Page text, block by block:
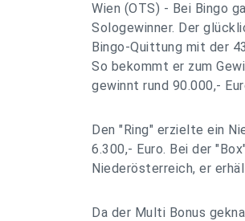
Wien (OTS) - Bei Bingo
Sologewinner. Der
Bingo-Quittung mit der
So bekommt er zum
gewinnt rund 90.000,-
Den "Ring" erzielte ein
6.300,- Euro. Bei der
Niederösterreich, er
Da der Multi Bonus